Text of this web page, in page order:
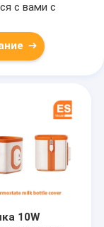
с вами с
10W